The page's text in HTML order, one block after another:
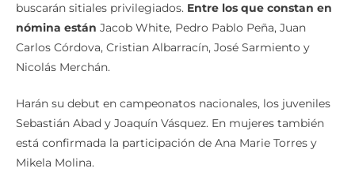
buscarán sitiales privilegiados. Entre los que constan en
nómina están Jacob White, Pedro Pablo Peña, Juan
Carlos Córdova, Cristian Albarracín, José Sarmiento y
Nicolás Merchán.
Harán su debut en campeonatos nacionales, los juveniles
Sebastián Abad y Joaquín Vásquez. En mujeres también
está confirmada la participación de Ana Marie Torres y
Mikela Molina.